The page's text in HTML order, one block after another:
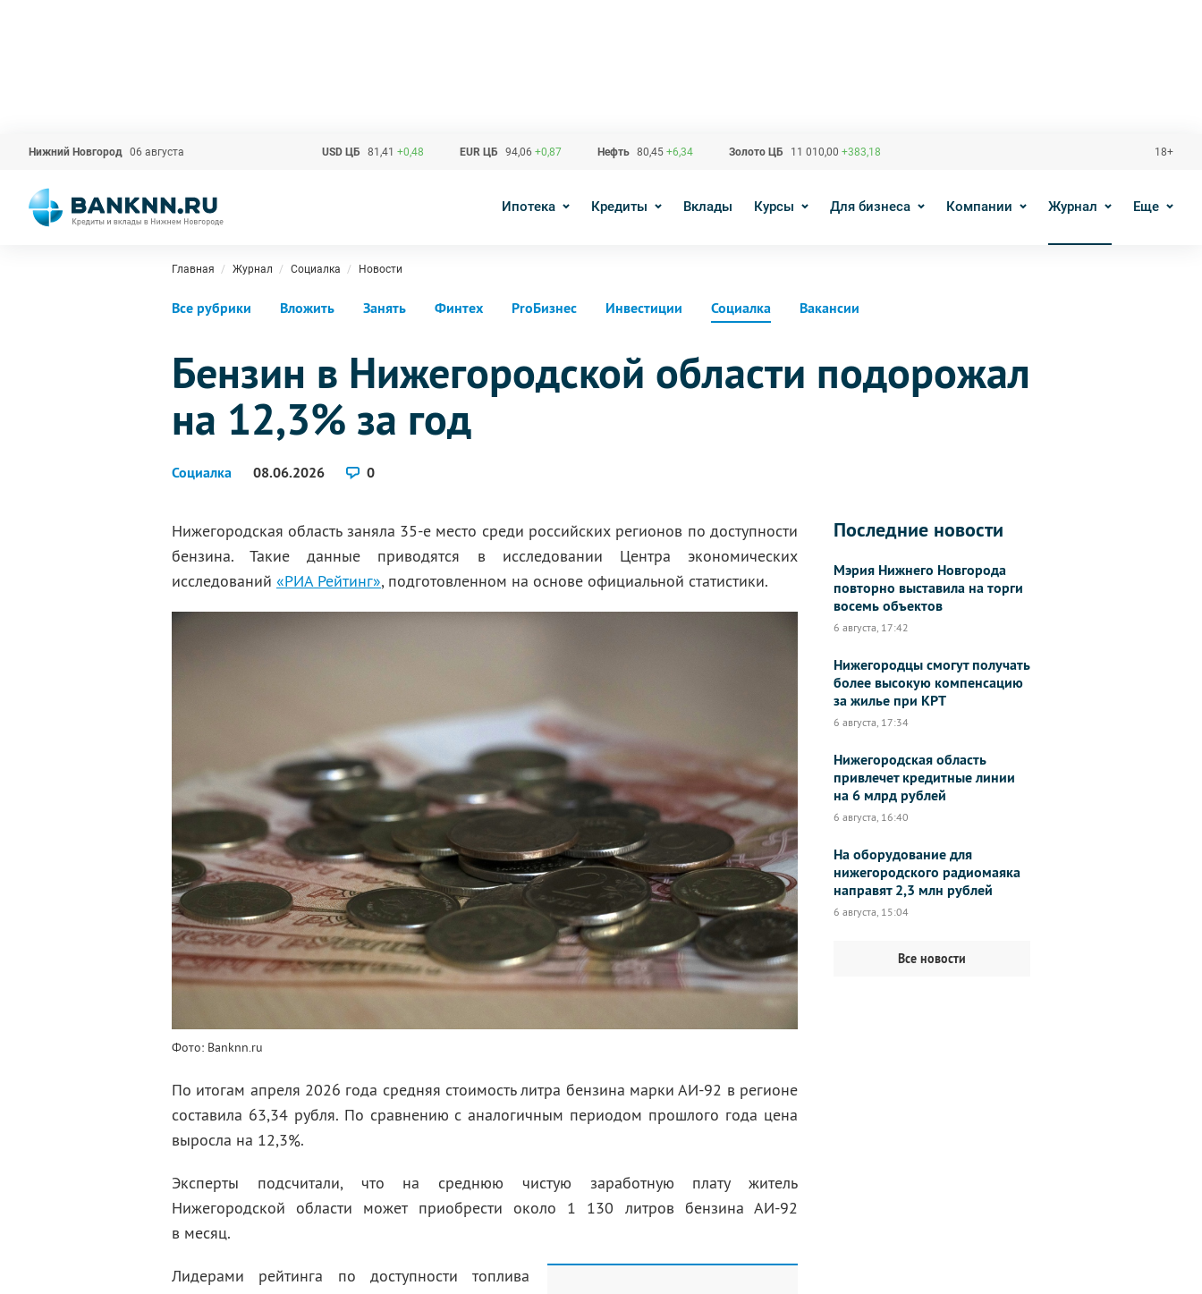
Нижний Новгород 06 августа USD ЦБ 81,41 +0,48 EUR ЦБ 94,06 +0,87 Нефть 80,45 +6,34 Золото ЦБ 11 010,00 +383,18 18+
Ипотека Кредиты Вклады Курсы Для бизнеса Компании Журнал Еще
Главная Журнал Социалка Новости
Все рубрики Вложить Занять Финтех ProБизнес Инвестиции Социалка Вакансии
Бензин в Нижегородской области подорожал
на 12,3% за год
Социалка 08.06.2026 0
Нижегородская область заняла 35-е место среди российских регионов по доступности
бензина. Такие данные приводятся в исследовании Центра экономических
исследований «РИА Рейтинг», подготовленном на основе официальной статистики.
Фото: Banknn.ru
По итогам апреля 2026 года средняя стоимость литра бензина марки АИ-92 в регионе
составила 63,34 рубля. По сравнению с аналогичным периодом прошлого года цена
выросла на 12,3%.
Эксперты подсчитали, что на среднюю чистую заработную плату житель
Нижегородской области может приобрести около 1 130 литров бензина АИ-92
в месяц.
Лидерами рейтинга по доступности топлива
Последние новости
Мэрия Нижнего Новгорода
повторно выставила на торги
восемь объектов
6 августа, 17:42
Нижегородцы смогут получать
более высокую компенсацию
за жилье при КРТ
6 августа, 17:34
Нижегородская область
привлечет кредитные линии
на 6 млрд рублей
6 августа, 16:40
На оборудование для
нижегородского радиомаяка
направят 2,3 млн рублей
6 августа, 15:04
Все новости